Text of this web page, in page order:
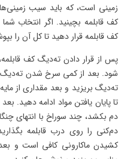
زمینی است، که باید سیب
کف قابلمه بچینید. اگر انتخاب
کف قابلمه قرار دهید تا کل آن را
پس از قرار دادن ته‌دیگ کف
شود. بعد از کمی سرخ شدن ته‌دیگ
ته‌دیگ بریزید و بعد مقداری از
تا پایان یافتن مواد ادامه دهید.
دم بکشد، چند سوراخ با انتهای
کشیدن ماکارونی کافی است و